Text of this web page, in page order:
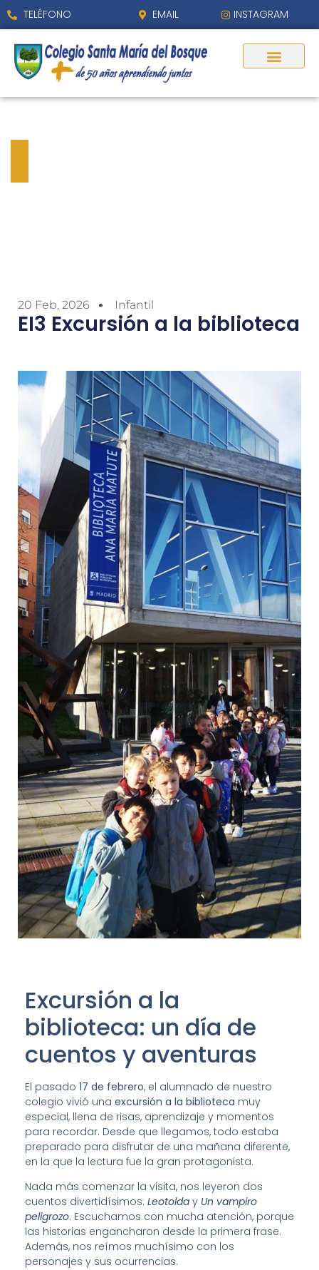
TELÉFONO EMAIL INSTAGRAM
20 Feb, 2026 Infantil
EI3 Excursión a la biblioteca
Excursión a la
biblioteca: un día de
cuentos y aventuras
El pasado 17 de febrero, el alumnado de nuestro
colegio vivió una excursión a la biblioteca muy
especial, llena de risas, aprendizaje y momentos
para recordar. Desde que llegamos, todo estaba
preparado para disfrutar de una mañana diferente,
en la que la lectura fue la gran protagonista.
Nada más comenzar la visita, nos leyeron dos
cuentos divertidísimos: Leotolda y Un vampiro
peligrozo. Escuchamos con mucha atención, porque
las historias engancharon desde la primera frase.
Además, nos reímos muchísimo con los
personajes y sus ocurrencias.